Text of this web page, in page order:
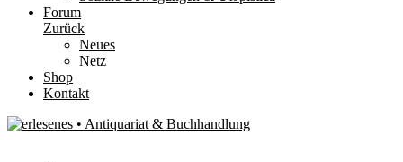
Forum
Zurück
Neues
Netz
Shop
Kontakt